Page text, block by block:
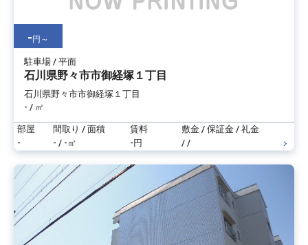
- 円～
駐車場 / 平面
石川県野々市市御経塚１丁目
石川県野々市市御経塚１丁目
- / ㎡
部屋 間取り / 面積 賃料
敷金 / 保証金 / 礼金
-
- / -㎡ -円 / /